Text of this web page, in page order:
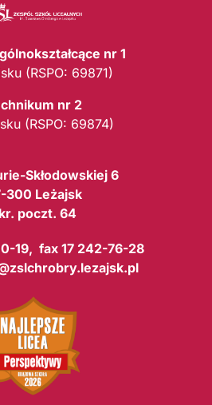
nr 1
(RSPO: 69871)
nr 2
(RSPO: 69874)
Skłodowskiej 6
300 Leżajsk
poczt. 64
19, fax 17 242-76-28